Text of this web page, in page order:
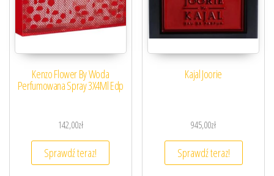
Kenzo Flower By Woda
Perfumowana Spray 3X4Ml Edp
142,00zł
Sprawdź teraz!
Kajal Joorie
945,00zł
Sprawdź teraz!